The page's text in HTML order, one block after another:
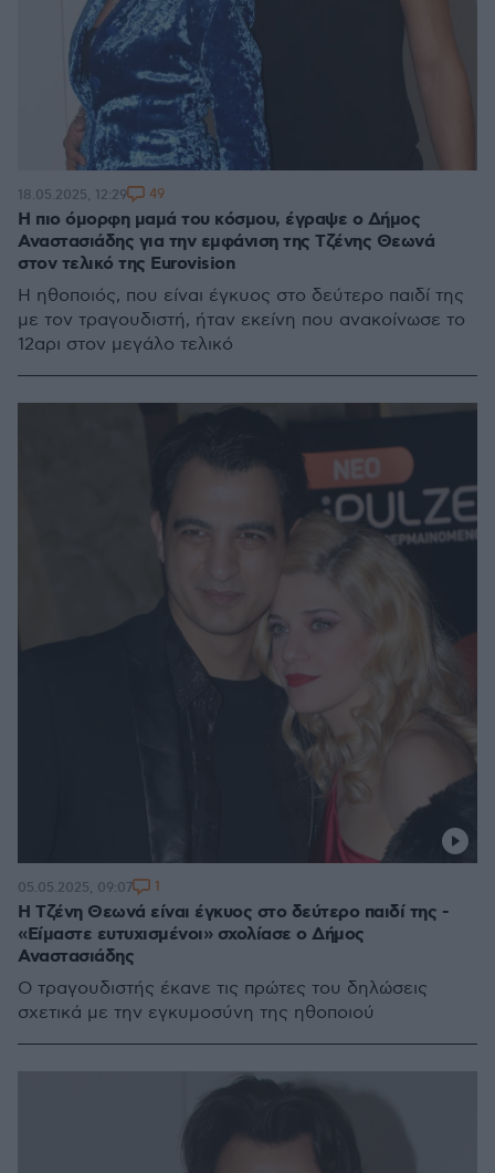
Η πιο όμορφη μαμά του κόσμου, έγραψε ο Δήμος
Αναστασιάδης για την εμφάνιση της Τζένης Θεωνά
στον τελικό της Eurovision
Η ηθοποιός, που είναι έγκυος στο δεύτερο παιδί της
με τον τραγουδιστή, ήταν εκείνη που ανακοίνωσε το
12αρι στον μεγάλο τελικό
18.05.2025, 12:29 49
Η Τζένη Θεωνά είναι έγκυος στο δεύτερο παιδί της -
«Είμαστε ευτυχισμένοι» σχολίασε ο Δήμος
Αναστασιάδης
Ο τραγουδιστής έκανε τις πρώτες του δηλώσεις
σχετικά με την εγκυμοσύνη της ηθοποιού
05.05.2025, 09:07 1